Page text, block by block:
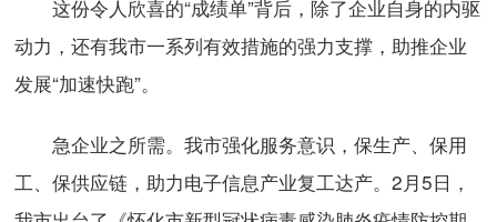
这份令人欣喜的“成绩单”背后，除了企业自身的内驱
动力，还有我市一系列有效措施的强力支撑，助推企业
发展“加速快跑”。
急企业之所需。我市强化服务意识，保生产、保用
工、保供应链，助力电子信息产业复工达产。2月5日，